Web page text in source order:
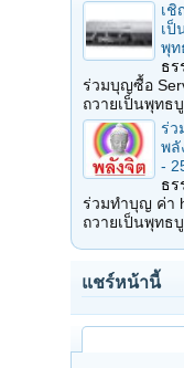
เชิ
เป็
พุท
ธ
ร่วมบุญซื้อ
ถวายเป็นพุทธ
ร่ว
พลั
-
ธ
ร่วมทำบุญ ค่า
ถวายเป็นพุท
แชร์หน้านี้